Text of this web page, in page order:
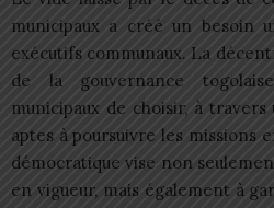
municipaux a créé un besoin
exécutifs communaux. La
de la gouvernance
municipaux de choisir, à
aptes à poursuivre les missions
démocratique vise non
en vigueur, mais également à